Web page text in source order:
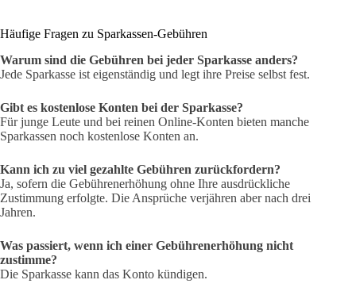
Häufige Fragen zu Sparkassen-Gebühren
Warum sind die Gebühren bei jeder Sparkasse anders?
Jede Sparkasse ist eigenständig und legt ihre Preise selbst fest.
Gibt es kostenlose Konten bei der Sparkasse?
Für junge Leute und bei reinen Online-Konten bieten manche
Sparkassen noch kostenlose Konten an.
Kann ich zu viel gezahlte Gebühren zurückfordern?
Ja, sofern die Gebührenerhöhung ohne Ihre ausdrückliche
Zustimmung erfolgte. Die Ansprüche verjähren aber nach drei
Jahren.
Was passiert, wenn ich einer Gebührenerhöhung nicht
zustimme?
Die Sparkasse kann das Konto kündigen.